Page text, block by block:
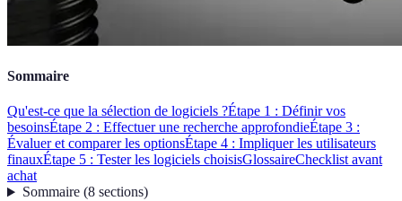
Sommaire
Qu'est-ce que la sélection de logiciels ?Étape 1 : Définir vos
besoinsÉtape 2 : Effectuer une recherche approfondieÉtape 3 :
Évaluer et comparer les optionsÉtape 4 : Impliquer les utilisateurs
finauxÉtape 5 : Tester les logiciels choisisGlossaireChecklist avant
achat
Sommaire(8 sections)